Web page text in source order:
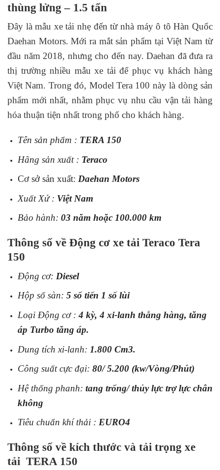
thùng lửng – 1.5 tấn
Đây là mẫu xe tải nhẹ đến từ nhà máy ô tô Hàn Quốc
Daehan Motors. Mới ra mắt sản phẩm tại Việt Nam từ
đầu năm 2018, nhưng cho đến nay. Daehan đã đưa ra
thị trường nhiều mẫu xe tải để phục vụ khách hàng
Việt Nam. Trong đó, Model Tera 100 này là dòng sản
phẩm mới nhất, nhằm phục vụ nhu cầu vận tải hàng
hóa thuận tiện nhất trong phố cho khách hàng.
Tên sản phẩm : TERA 150
Hãng sản xuất : Teraco
Cơ sở sản xuất: Daehan Motors
Xuất Xứ : Việt Nam
Bảo hành: 03 năm hoặc 100.000 km
Thông số về Động cơ xe tải Teraco Tera
150
Động cơ: Diesel
Hộp số sàn: 5 số tiến 1 số lùi
Loại Động cơ : 4 kỳ, 4 xi-lanh thẳng hàng, tăng
áp Turbo tăng áp.
Dung tích xi-lanh: 1.800 Cm3.
Công suất cực đại: 80/ 5.200 (kw/Vòng/Phút)
Hệ thống phanh: tang trống/ thủy lực trợ lực chân
không
Tiêu chuẩn khí thải : EURO4
Thông số về kích thước và tải trọng xe
tải TERA 150